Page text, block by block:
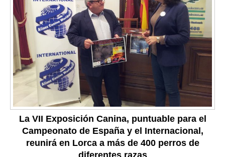
La VII Exposición Canina, puntuable para el
Campeonato de España y el Internacional,
reunirá en Lorca a más de 400 perros de
diferentes razas